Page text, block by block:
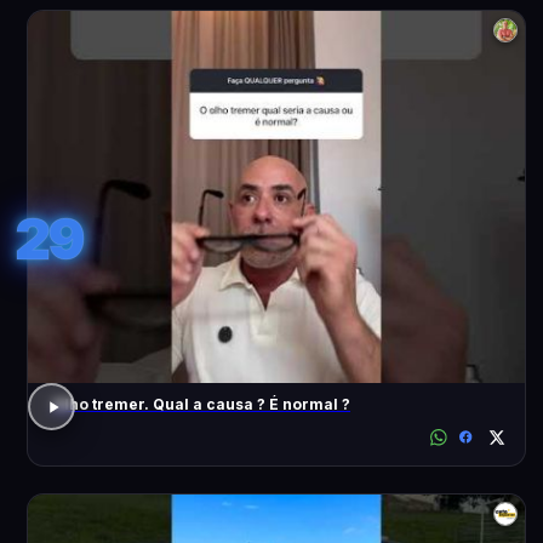
29
Olho tremer. Qual a causa ? É normal ?